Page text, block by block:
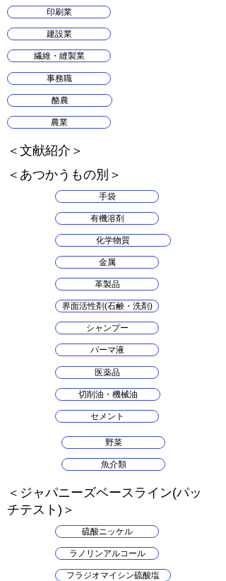
印刷業
建設業
繊維・縫製業
事務職
酪農
農業
​＜文献紹介＞
​＜あつかうもの別＞
手袋
有機溶剤
化学物質
金属
革製品
界面活性剤(石鹸・洗剤)
シャンプー
パーマ液
医薬品
切削油・機械油
セメント
野菜
魚介類
​＜ジャパニーズベースライン(パッ
チテスト)＞
硫酸ニッケル
ラノリンアルコール
フラジオマイシン硫酸塩